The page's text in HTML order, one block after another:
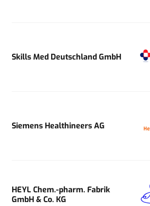
Skills Med Deutschland GmbH
Siemens Healthineers AG
HEYL Chem.-pharm. Fabrik
GmbH & Co. KG